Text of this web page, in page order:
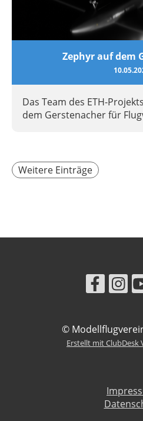
Zephyr auf dem
Das Team des ETH-
dem Gerstenacher für
Weitere Einträge
©
Erstellt mit ClubDesk